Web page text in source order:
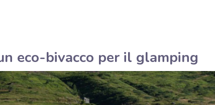
eco-bivacco per il glamping